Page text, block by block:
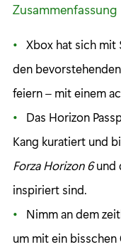
Zusammenfassung
Xbox hat sich mit
den
feiern – miteinem
Das Horizon
Kang kuratiert und
Forza Horizon 6und
inspiriert sind.
Nimm an dem
um mit ein bisschen